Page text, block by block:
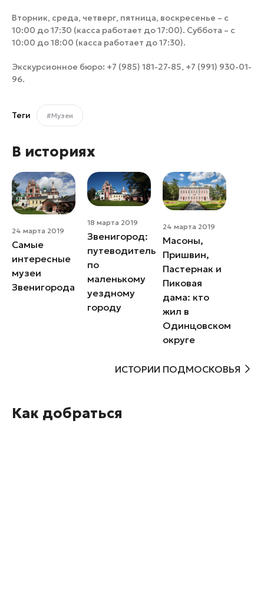
Вторник, среда, четверг, пятница, воскресенье – с
10:00 до 17:30 (касса работает до 17:00). Суббота – с
10:00 до 18:00 (касса работает до 17:30).
Экскурсионное бюро: +7 (985) 181-27-85, +7 (991) 930-01-
96.
Теги #Музеи
В историях
ИСТОРИИ ПОДМОСКОВЬЯ
24 марта 2019
Самые
интересные
музеи
Звенигорода
18 марта 2019
Звенигород:
путеводитель
по
маленькому
уездному
городу
24 марта 2019
Масоны,
Пришвин,
Пастернак и
Пиковая
дама: кто
жил в
Одинцовском
округе
Как добраться